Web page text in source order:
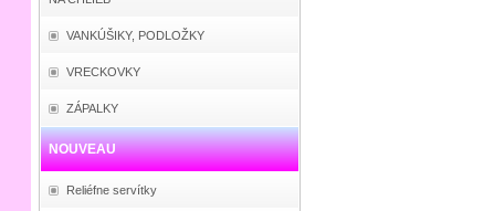
VANKÚŠIKY, PODLOŽKY
VRECKOVKY
ZÁPALKY
NOUVEAU
Reliéfne servítky